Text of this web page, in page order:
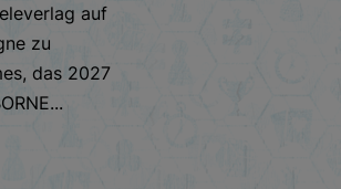
auf
zu
das 2027